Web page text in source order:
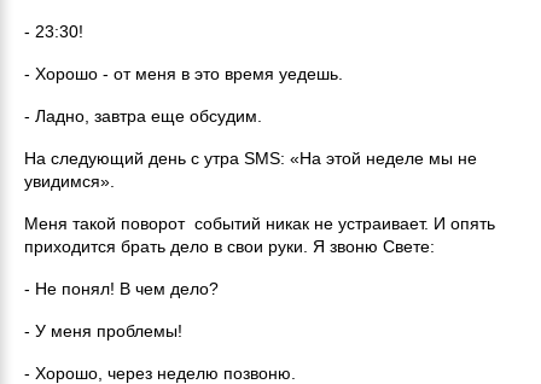
- 23:30!
- Хорошо - от меня в это время уедешь.
- Ладно, завтра еще обсудим.
На следующий день с утра SMS: «На этой неделе мы не
увидимся».
Меня такой поворот событий никак не устраивает. И опять
приходится брать дело в свои руки. Я звоню Свете:
- Не понял! В чем дело?
- У меня проблемы!
- Хорошо, через неделю позвоню.